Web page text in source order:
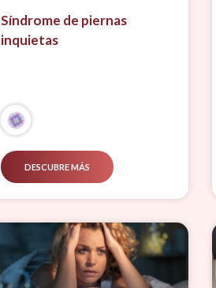
Síndrome de piernas
inquietas
DESCUBRE MÁS